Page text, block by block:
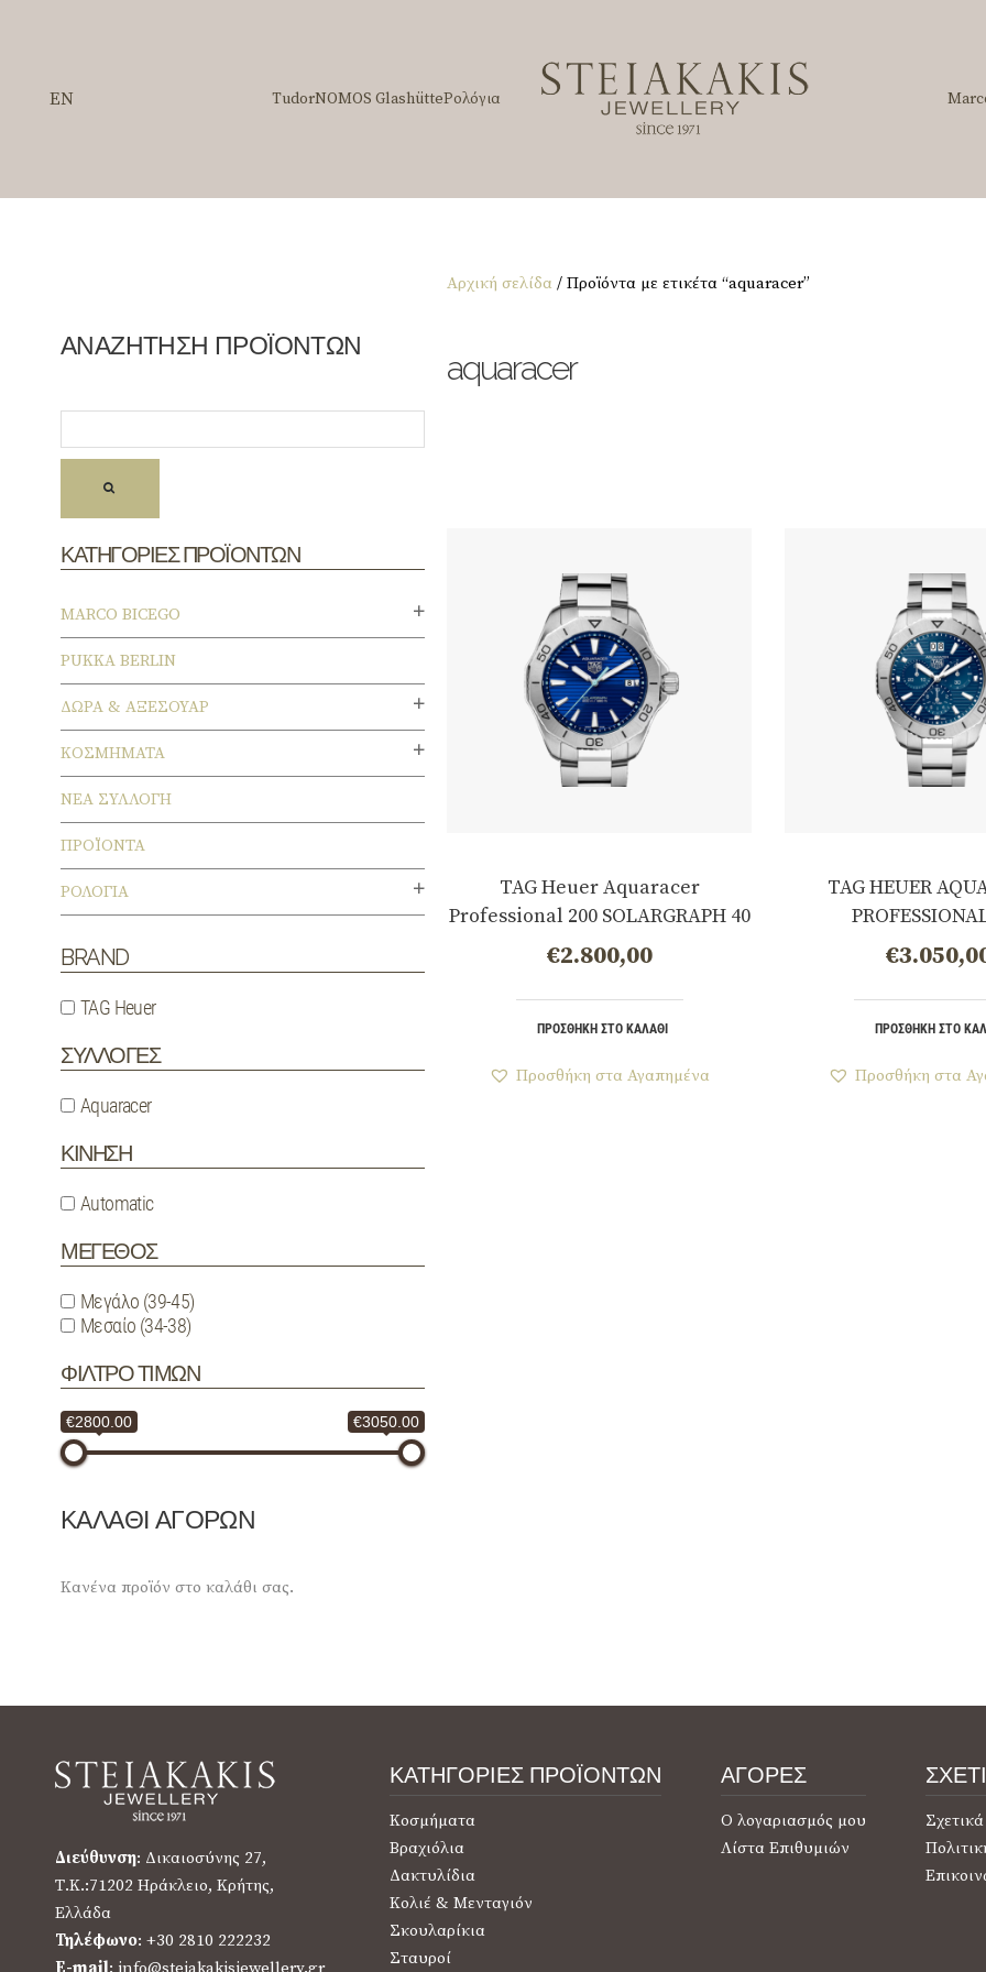
EN TudorNOMOS GlashütteΡολόγια
ΑΝΑΖΗΤΗΣΗ ΠΡΟΪΟΝΤΩΝ
ΚΑΤΗΓΟΡΙΕΣ ΠΡΟΪΟΝΤΩΝ
MARCO BICEGO
PUKKA BERLIN
ΔΏΡΑ & ΑΞΕΣΟΥΆΡ
ΚΟΣΜΉΜΑΤΑ
ΝΕΑ ΣΥΛΛΟΓΗ
ΠΡΟΪΌΝΤΑ
ΡΟΛΌΓΙΑ
BRAND
TAG Heuer
ΣΥΛΛΟΓΕΣ
Aquaracer
ΚΙΝΗΣΗ
Automatic
ΜΕΓΕΘΟΣ
Μεγάλο (39-45)
Μεσαίο (34-38)
ΦΙΛΤΡΟ ΤΙΜΩΝ
€2800.00 €3050.00
ΚΑΛΆΘΙ ΑΓΟΡΏΝ
Κανένα προϊόν στο καλάθι σας.
Αρχική σελίδα / Προϊόντα με ετικέτα “aquaracer”
aquaracer
TAG Heuer Aquaracer
Professional 200 SOLARGRAPH 40
mm WBP1113.BA0000
€2.800,00
ΠΡΟΣΘΉΚΗ ΣΤΟ ΚΑΛΆΘΙ
Προσθήκη στα Αγαπημένα
TAG HEUER
CHRONOGRAPH
€
ΠΡΟΣΘΉΚΗ ΣΤΟ
Προσθήκη στα
Διεύθυνση: Δικαιοσύνης 27,
Τ.Κ.:71202 Ηράκλειο, Κρήτης,
Ελλάδα
Τηλέφωνο: +30 2810 222232
ΚΑΤΗΓΟΡΙΕΣ ΠΡΟΪΟΝΤΩΝ
Κοσμήματα
Βραχιόλια
Δακτυλίδια
Κολιέ & Μενταγιόν
Σκουλαρίκια
Σταυροί
ΑΓΟΡΕΣ
Ο λογαριασμός μου
Λίστα Επιθυμιών